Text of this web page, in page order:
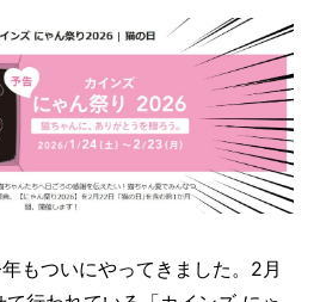
もついにやってきました。2月